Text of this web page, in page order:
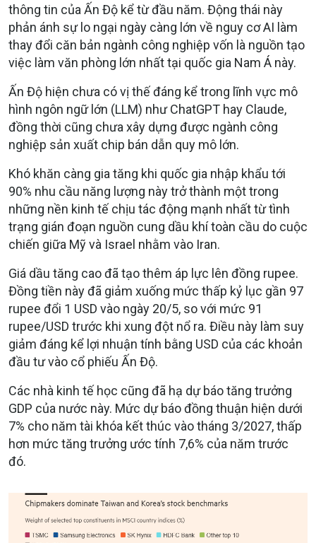
thông tin của Ấn Độ kể từ đầu năm. Động thái này
phản ánh sự lo ngại ngày càng lớn về nguy cơ AI làm
thay đổi căn bản ngành công nghiệp vốn là nguồn tạo
việc làm văn phòng lớn nhất tại quốc gia Nam Á này.
Ấn Độ hiện chưa có vị thế đáng kể trong lĩnh vực mô
hình ngôn ngữ lớn (LLM) như ChatGPT hay Claude,
đồng thời cũng chưa xây dựng được ngành công
nghiệp sản xuất chip bán dẫn quy mô lớn.
Khó khăn càng gia tăng khi quốc gia nhập khẩu tới
90% nhu cầu năng lượng này trở thành một trong
những nền kinh tế chịu tác động mạnh nhất từ tình
trạng gián đoạn nguồn cung dầu khí toàn cầu do cuộc
chiến giữa Mỹ và Israel nhằm vào Iran.
Giá dầu tăng cao đã tạo thêm áp lực lên đồng rupee.
Đồng tiền này đã giảm xuống mức thấp kỷ lục gần 97
rupee đổi 1 USD vào ngày 20/5, so với mức 91
rupee/USD trước khi xung đột nổ ra. Điều này làm suy
giảm đáng kể lợi nhuận tính bằng USD của các khoản
đầu tư vào cổ phiếu Ấn Độ.
Các nhà kinh tế học cũng đã hạ dự báo tăng trưởng
GDP của nước này. Mức dự báo đồng thuận hiện dưới
7% cho năm tài khóa kết thúc vào tháng 3/2027, thấp
hơn mức tăng trưởng ước tính 7,6% của năm trước
đó.